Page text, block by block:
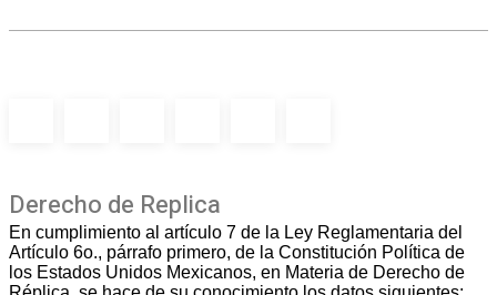
Derecho de Replica
En cumplimiento al artículo 7 de la Ley Reglamentaria del
Artículo 6o., párrafo primero, de la Constitución Política de
los Estados Unidos Mexicanos, en Materia de Derecho de